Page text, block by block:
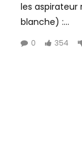
les aspirateur
blanche) :...
0 354